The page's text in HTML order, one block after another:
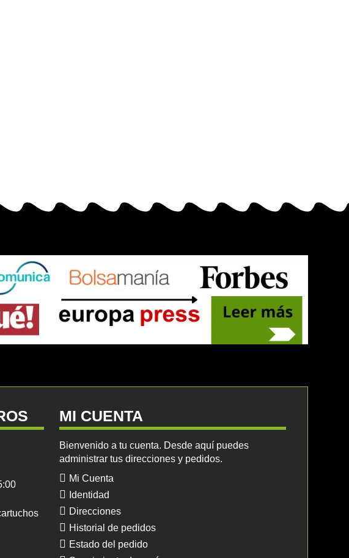
MI CUENTA
Bienvenido a tu cuenta. Desde aquí puedes
administrar tus direcciones y pedidos.
Mi Cuenta
Identidad
Direcciones
Historial de pedidos
Estado del pedido